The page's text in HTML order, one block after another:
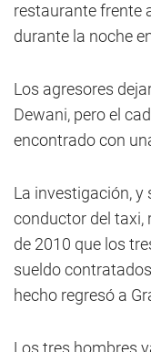
restaurante frente
durante la noche
Los agresores
Dewani, pero el
encontrado con
La investigación, y
conductor del taxi,
de 2010 que los
sueldo
hecho regresó a